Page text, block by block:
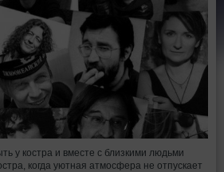
у костра и вместе с близкими людьми
когда уютная атмосфера не отпускает